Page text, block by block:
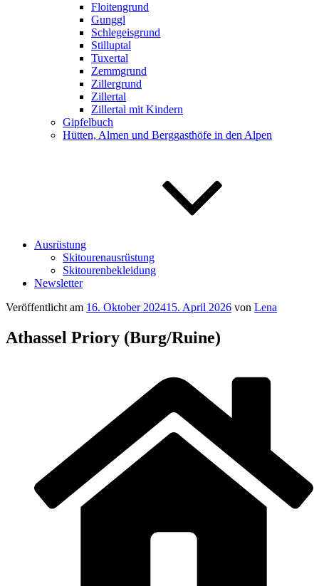
Floitengrund
Gunggl
Schlegeisgrund
Stilluptal
Tuxertal
Zemmgrund
Zillergrund
Zillertal
Zillertal mit Kindern
Gipfelbuch
Hütten, Almen und Berggasthöfe in den Alpen
Ausrüstung
Skitourenausrüstung
Skitourenbekleidung
Newsletter
Veröffentlicht am 16. Oktober 202415. April 2026 von Lena
Athassel Priory (Burg/Ruine)